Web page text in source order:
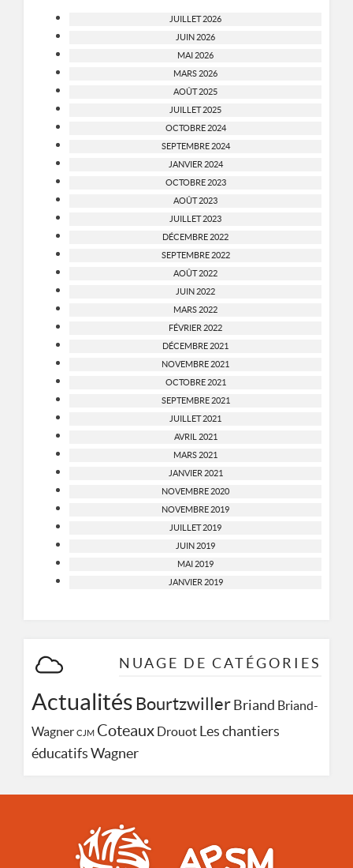
JUILLET 2026
JUIN 2026
MAI 2026
MARS 2026
AOÛT 2025
JUILLET 2025
OCTOBRE 2024
SEPTEMBRE 2024
JANVIER 2024
OCTOBRE 2023
AOÛT 2023
JUILLET 2023
DÉCEMBRE 2022
SEPTEMBRE 2022
AOÛT 2022
JUIN 2022
MARS 2022
FÉVRIER 2022
DÉCEMBRE 2021
NOVEMBRE 2021
OCTOBRE 2021
SEPTEMBRE 2021
JUILLET 2021
AVRIL 2021
MARS 2021
JANVIER 2021
NOVEMBRE 2020
NOVEMBRE 2019
JUILLET 2019
JUIN 2019
MAI 2019
JANVIER 2019
NUAGE DE CATÉGORIES
Actualités Bourtzwiller Briand Briand-
Wagner CJM Coteaux Drouot Les chantiers
éducatifs Wagner